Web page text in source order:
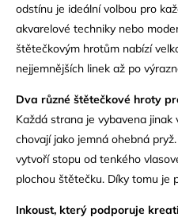
odstínu je ideální volbou pro
akvarelové techniky nebo
štětečkovým hrotům nabízí
nejjemnějších linek až po
Dva různé štětečkové hroty
Každá strana je vybavena
chovají jako jemná ohebná
vytvoří stopu od tenkého
plochou štětečku. Díky tomu je
Inkoust, který podporuje